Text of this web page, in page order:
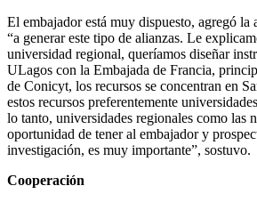
El embajador está muy dispuesto, agregó la
“a generar este tipo de alianzas. Le
universidad regional, queríamos diseñar
ULagos con la Embajada de Francia,
de Conicyt, los recursos se concentran en
estos recursos preferentemente
lo tanto, universidades regionales como las
oportunidad de tener al embajador y
investigación, es muy importante”, sostuvo.
Cooperación